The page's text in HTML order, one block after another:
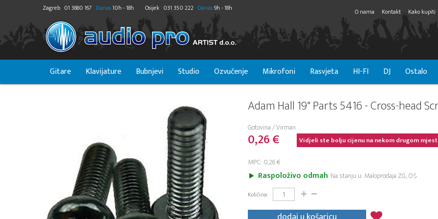
Zagreb 01 3880 167 Danas10h - 18h Osijek 031 350 222 Danas9h - 18h O nama Kontakt Kako kupiti
Gitare Klavijature Bubnjevi Studio Ozvučenje Mikrofoni Rasvjeta HI-FI DJ Ostalo
Adam Hall 19" Parts 5416 - Cross-head
Gotovina / Virman
0,26 € Vidjeli ste bolju cijenu na nekom drugom
MPC: 0,26 €
Raspoloživo odmah Na stanju u: Maloprodaja ZG, OS
Količina: